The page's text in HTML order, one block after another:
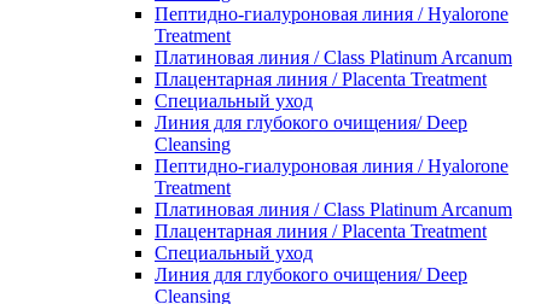
Пептидно-гиалуроновая линия / Hyalorone
Treatment
Платиновая линия / Class Platinum Arcanum
Плацентарная линия / Placenta Treatment
Специальный уход
Линия для глубокого очищения/ Deep
Cleansing
Пептидно-гиалуроновая линия / Hyalorone
Treatment
Платиновая линия / Class Platinum Arcanum
Плацентарная линия / Placenta Treatment
Специальный уход
Линия для глубокого очищения/ Deep
Cleansing